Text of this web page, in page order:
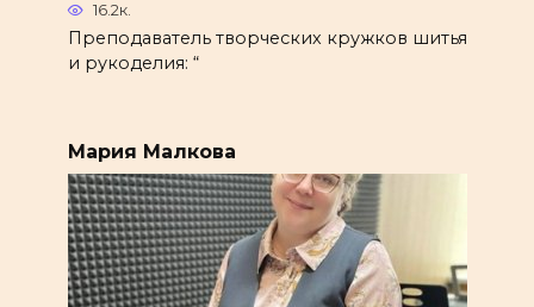
16.2к.
Преподаватель творческих кружков шитья
и рукоделия: “
Мария Малкова